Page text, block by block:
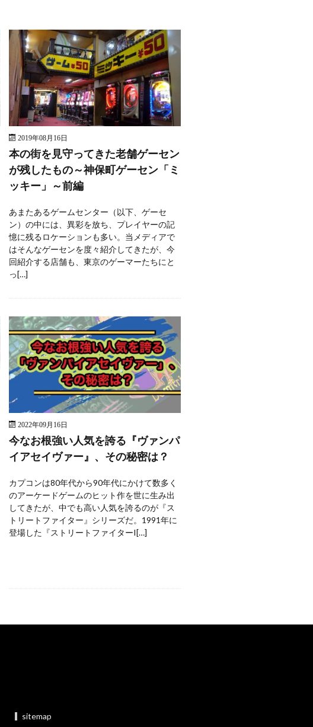
2019年08月16日
本の街を見守ってきた老舗ゲーセン
が残したもの～神保町ゲーセン「ミ
ッキー」～前編
あまたあるゲームセンター（以下、ゲーセ
ン）の中には、異彩を放ち、プレイヤーの記
憶に残るロケーションも多い。当メディアで
はそんなゲーセンを度々紹介してきたが、今
回紹介する店舗も、東京のゲーマーたちにと
っ[…]
2022年09月16日
今なお根強い人気を誇る『ヴァンパ
イアセイヴァー』、その秘密は？
カプコンは80年代から90年代にかけて数多く
のアーケードゲームのヒット作を世に生み出
してきたが、中でも高い人気を誇るのが『ス
トリートファイター』シリーズだ。1991年に
登場した『ストリートファイターI[…]
sitemap